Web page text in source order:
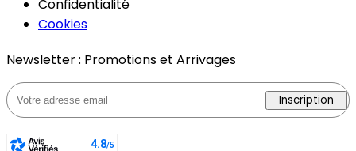
Confidentialité
Cookies
Newsletter : Promotions et Arrivages
Inscription